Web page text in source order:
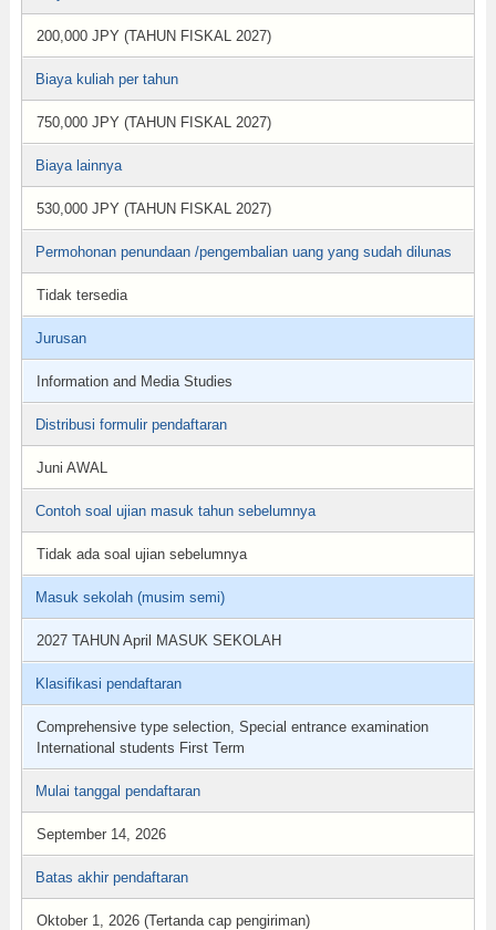
200,000 JPY (TAHUN FISKAL 2027)
Biaya kuliah per tahun
750,000 JPY (TAHUN FISKAL 2027)
Biaya lainnya
530,000 JPY (TAHUN FISKAL 2027)
Permohonan penundaan /pengembalian uang yang sudah dilunas
Tidak tersedia
Jurusan
Information and Media Studies
Distribusi formulir pendaftaran
Juni AWAL
Contoh soal ujian masuk tahun sebelumnya
Tidak ada soal ujian sebelumnya
Masuk sekolah (musim semi)
2027 TAHUN April MASUK SEKOLAH
Klasifikasi pendaftaran
Comprehensive type selection, Special entrance examination
International students First Term
Mulai tanggal pendaftaran
September 14, 2026
Batas akhir pendaftaran
Oktober 1, 2026 (Tertanda cap pengiriman)